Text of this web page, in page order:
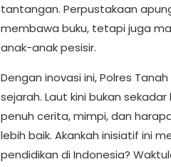
tantangan. Perpustakaan
membawa buku, tetapi juga
anak-anak pesisir.
Dengan inovasi ini, Polres
sejarah. Laut kini bukan
penuh cerita, mimpi, dan
lebih baik. Akankah inisiatif ini
pendidikan di Indonesia?